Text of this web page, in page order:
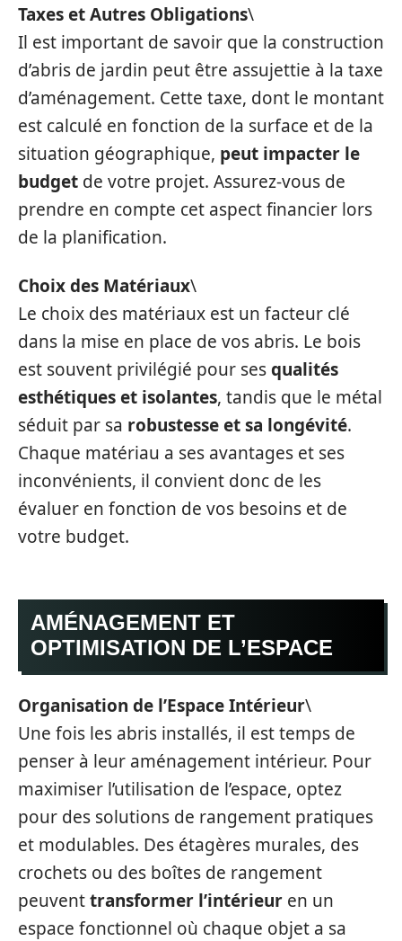
Taxes et Autres Obligations\
Il est important de savoir que la construction
d’abris de jardin peut être assujettie à la taxe
d’aménagement. Cette taxe, dont le montant
est calculé en fonction de la surface et de la
situation géographique, peut impacter le
budget de votre projet. Assurez-vous de
prendre en compte cet aspect financier lors
de la planification.
Choix des Matériaux\
Le choix des matériaux est un facteur clé
dans la mise en place de vos abris. Le bois
est souvent privilégié pour sesqualités
esthétiques et isolantes, tandis que le métal
séduit par sa robustesse et sa longévité.
Chaque matériau a ses avantages et ses
inconvénients, il convient donc de les
évaluer en fonction de vos besoins et de
votre budget.
AMÉNAGEMENT ET
OPTIMISATION DE L’ESPACE
Organisation de l’Espace Intérieur\
Une fois les abris installés, il est temps de
penser à leur aménagement intérieur. Pour
maximiser l’utilisation de l’espace, optez
pour des solutions de rangement pratiques
et modulables. Des étagères murales, des
crochets ou des boîtes de rangement
peuventtransformer l’intérieur en un
espace fonctionnel où chaque objet a sa